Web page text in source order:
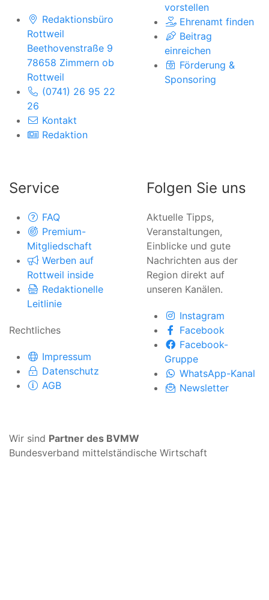
Redaktionsbüro
Rottweil
Beethovenstraße 9
78658 Zimmern ob
Rottweil
(0741) 26 95 22
26
Kontakt
Redaktion
vorstellen
Ehrenamt finden
Beitrag
einreichen
Förderung &
Sponsoring
Service
FAQ
Premium-
Mitgliedschaft
Werben auf
Rottweil inside
Redaktionelle
Leitlinie
Rechtliches
Impressum
Datenschutz
AGB
Folgen Sie uns
Aktuelle Tipps,
Veranstaltungen,
Einblicke und gute
Nachrichten aus der
Region direkt auf
unseren Kanälen.
Instagram
Facebook
Facebook-
Gruppe
WhatsApp-Kanal
Newsletter
Wir sind Partner des BVMW
Bundesverband mittelständische Wirtschaft